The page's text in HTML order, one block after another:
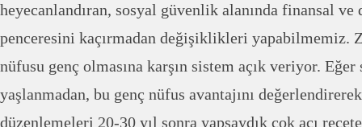
heyecanlandıran, sosyal güvenlik alanında finansal ve
penceresini kaçırmadan değişiklikleri yapabilmemiz.
nüfusu genç olmasına karşın sistem açık veriyor.
yaşlanmadan, bu genç nüfus avantajını
düzenlemeleri 20-30 yıl sonra yapsaydık çok acı